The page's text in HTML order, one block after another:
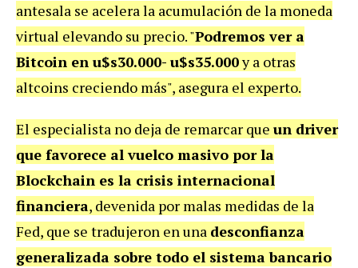
antesala se acelera la acumulación de la moneda
virtual elevando su precio. "Podremos ver a
Bitcoin en u$s30.000- u$s35.000y a otras
altcoins creciendo más", asegura el experto.
El especialista no deja de remarcar que un driver
que favorece al vuelco masivo por la
Blockchain es la crisis internacional
financiera, devenida por malas medidas de la
Fed, que se tradujeron en una desconfianza
generalizada sobre todo el sistema bancario